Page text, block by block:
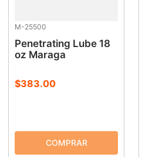
M-25500
Penetrating Lube 18
oz Maraga
$383.00